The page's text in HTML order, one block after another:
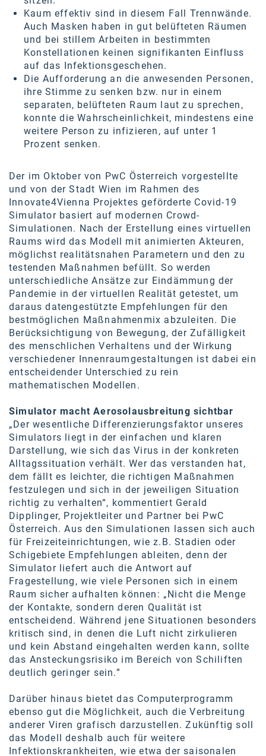
Kontakt
Kaum effektiv sind in diesem Fall Trennwände.
Auch Masken haben in gut belüfteten Räumen
und bei stillem Arbeiten in bestimmten
Konstellationen keinen signifikanten Einfluss
auf das Infektionsgeschehen.
Die Aufforderung an die anwesenden Personen,
ihre Stimme zu senken bzw. nur in einem
separaten, belüfteten Raum laut zu sprechen,
konnte die Wahrscheinlichkeit, mindestens eine
weitere Person zu infizieren, auf unter 1
Prozent senken.
Der im Oktober von PwC Österreich vorgestellte
und von der Stadt Wien im Rahmen des
Innovate4Vienna Projektes geförderte Covid-19
Simulator basiert auf modernen Crowd-
Simulationen. Nach der Erstellung eines virtuellen
Raums wird das Modell mit animierten Akteuren,
möglichst realitätsnahen Parametern und den zu
testenden Maßnahmen befüllt. So werden
unterschiedliche Ansätze zur Eindämmung der
Pandemie in der virtuellen Realität getestet, um
daraus datengestützte Empfehlungen für den
bestmöglichen Maßnahmenmix abzuleiten. Die
Berücksichtigung von Bewegung, der Zufälligkeit
des menschlichen Verhaltens und der Wirkung
verschiedener Innenraumgestaltungen ist dabei ein
entscheidender Unterschied zu rein
mathematischen Modellen.
Simulator macht Aerosolausbreitung sichtbar
„Der wesentliche Differenzierungsfaktor unseres
Simulators liegt in der einfachen und klaren
Darstellung, wie sich das Virus in der konkreten
Alltagssituation verhält. Wer das verstanden hat,
dem fällt es leichter, die richtigen Maßnahmen
festzulegen und sich in der jeweiligen Situation
richtig zu verhalten“, kommentiert Gerald
Dipplinger, Projektleiter und Partner bei PwC
Österreich. Aus den Simulationen lassen sich auch
für Freizeiteinrichtungen, wie z.B. Stadien oder
Schigebiete Empfehlungen ableiten, denn der
Simulator liefert auch die Antwort auf
Fragestellung, wie viele Personen sich in einem
Raum sicher aufhalten können: „Nicht die Menge
der Kontakte, sondern deren Qualität ist
entscheidend. Während jene Situationen besonders
kritisch sind, in denen die Luft nicht zirkulieren
und kein Abstand eingehalten werden kann, sollte
das Ansteckungsrisiko im Bereich von Schiliften
deutlich geringer sein.”
Darüber hinaus bietet das Computerprogramm
ebenso gut die Möglichkeit, auch die Verbreitung
anderer Viren grafisch darzustellen. Zukünftig soll
das Modell deshalb auch für weitere
Infektionskrankheiten, wie etwa der saisonalen